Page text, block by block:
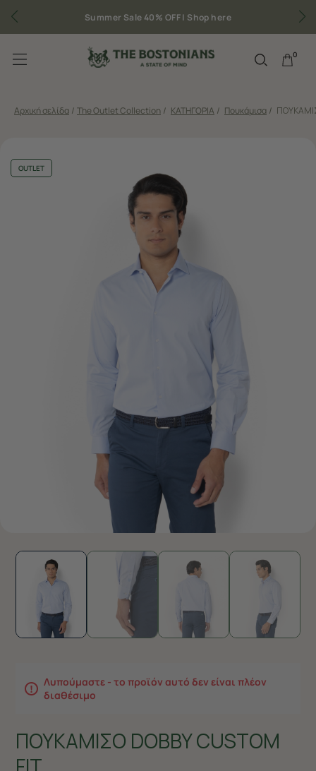
Summer Sale 40% OFF | Shop here
0
Αρχική σελίδα / The Outlet Collection / ΚΑΤΗΓΟΡΙΑ / Πουκάμισα /
OUTLET
Λυπούμαστε - το προϊόν αυτό δεν είναι πλέον
διαθέσιμο
ΠΟΥΚΑΜΙΣΟ DOBBY CUSTOM